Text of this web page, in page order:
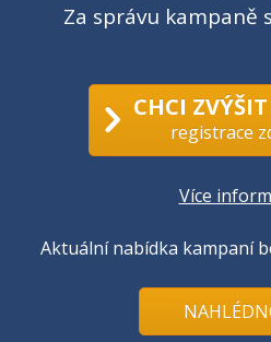
Za správu kampaně
CHCI ZVÝŠIT
registrace
Více
Aktuální nabídka kampaní